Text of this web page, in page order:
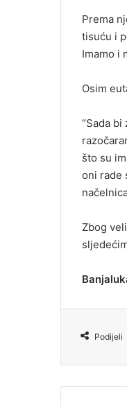
Prema
tisuću i
Imamo i
Osim
“Sada
što su
oni rade
Zbog
Podijeli